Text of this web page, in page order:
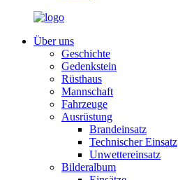
Über uns
Geschichte
Gedenkstein
Rüsthaus
Mannschaft
Fahrzeuge
Ausrüstung
Brandeinsatz
Technischer Einsatz
Unwettereinsatz
Bilderalbum